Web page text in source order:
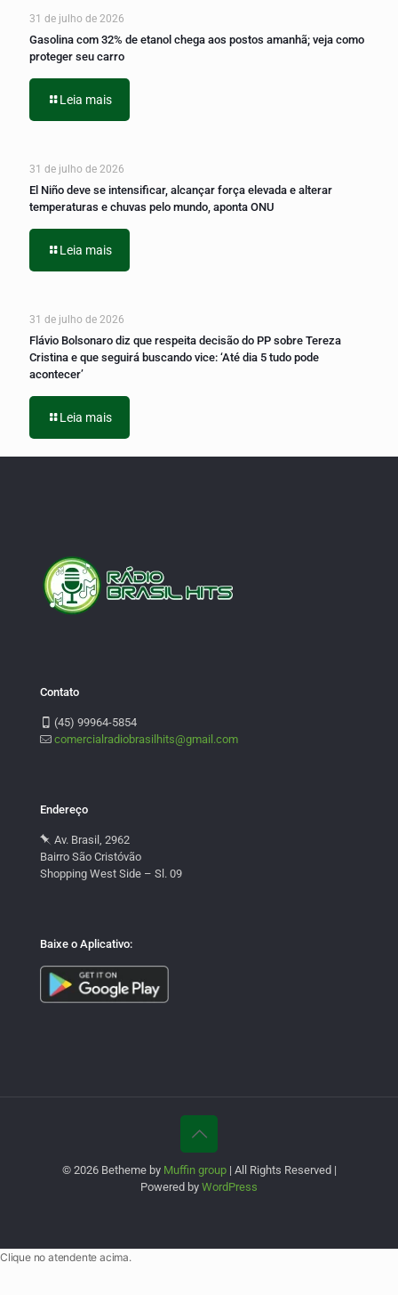
31 de julho de 2026
Gasolina com 32% de etanol chega aos postos amanhã; veja como
proteger seu carro
Leia mais
31 de julho de 2026
El Niño deve se intensificar, alcançar força elevada e alterar
temperaturas e chuvas pelo mundo, aponta ONU
Leia mais
31 de julho de 2026
Flávio Bolsonaro diz que respeita decisão do PP sobre Tereza
Cristina e que seguirá buscando vice: ‘Até dia 5 tudo pode
acontecer’
Leia mais
Contato
(45) 99964-5854
comercialradiobrasilhits@gmail.com
Endereço
Av. Brasil, 2962
Bairro São Cristóvão
Shopping West Side – Sl. 09
Baixe o Aplicativo:
© 2026 Betheme by Muffin group| All Rights Reserved |
Powered by WordPress
Clique no atendente acima.